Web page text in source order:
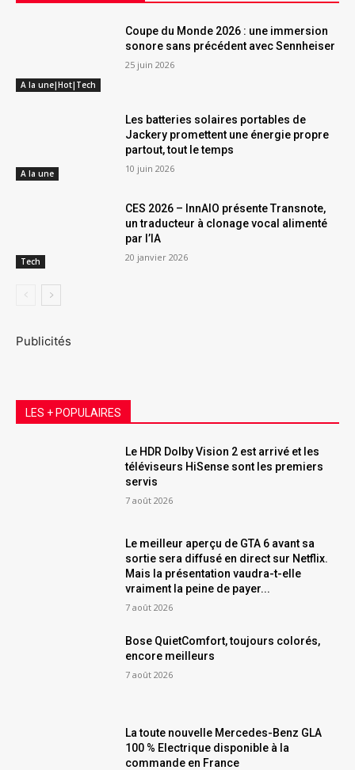
A la une|Hot|Tech
Coupe du Monde 2026 : une immersion
sonore sans précédent avec Sennheiser
25 juin 2026
A la une
Les batteries solaires portables de
Jackery promettent une énergie propre
partout, tout le temps
10 juin 2026
Tech
CES 2026 – InnAIO présente Transnote,
un traducteur à clonage vocal alimenté
par l’IA
20 janvier 2026
Publicités
LES + POPULAIRES
Le HDR Dolby Vision 2 est arrivé et les
téléviseurs HiSense sont les premiers
servis
7 août 2026
Le meilleur aperçu de GTA 6 avant sa
sortie sera diffusé en direct sur Netflix.
Mais la présentation vaudra-t-elle
vraiment la peine de payer...
7 août 2026
Bose QuietComfort, toujours colorés,
encore meilleurs
7 août 2026
La toute nouvelle Mercedes-Benz GLA
100 % Electrique disponible à la
commande en France